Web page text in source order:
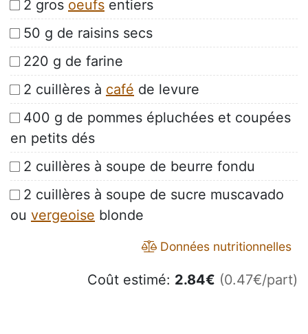
2 gros oeufs entiers
50 g de raisins secs
220 g de farine
2 cuillères à café de levure
400 g de pommes épluchées et coupées
en petits dés
2 cuillères à soupe de beurre fondu
2 cuillères à soupe de sucre muscavado
ou vergeoise blonde
Données nutritionnelles
Coût estimé: 2.84€ (0.47€/part)